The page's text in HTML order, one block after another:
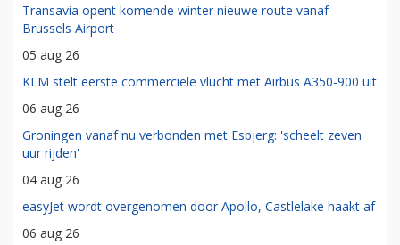
Transavia opent komende winter nieuwe route vanaf
Brussels Airport
05 aug 26
KLM stelt eerste commerciële vlucht met Airbus A350-900 uit
06 aug 26
Groningen vanaf nu verbonden met Esbjerg: 'scheelt zeven
uur rijden'
04 aug 26
easyJet wordt overgenomen door Apollo, Castlelake haakt af
06 aug 26